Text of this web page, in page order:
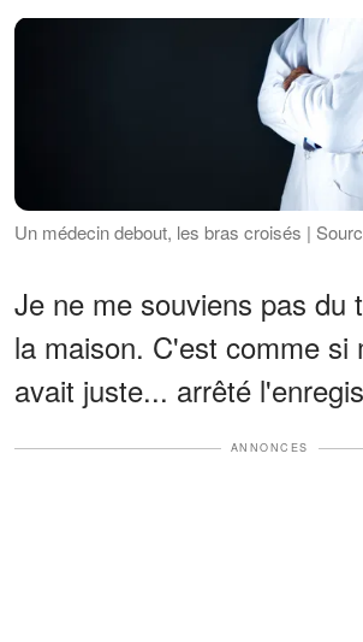
Un médecin debout, les bras croisés |
Je ne me souviens pas du
la maison. C'est comme si
avait juste... arrêté
ANNONCES